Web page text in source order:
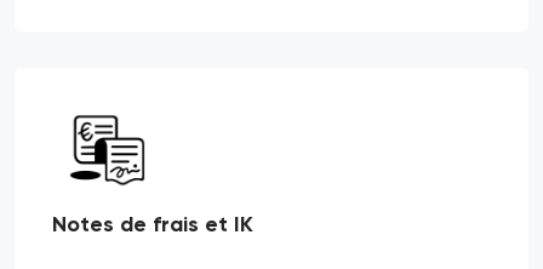
Notes de frais et IK